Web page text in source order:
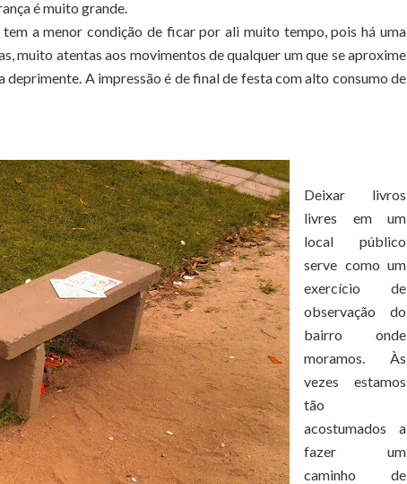
é muito grande.
a menor condição de ficar por ali muito tempo, pois há uma
muito atentas aos movimentos de qualquer um que se aproxime
deprimente. A impressão é de final de festa com alto consumo de
Deixar livros
livres em um
local público
serve como um
exercício de
observação do
bairro onde
moramos. Às
vezes estamos
tão
acostumados a
fazer um
caminho de